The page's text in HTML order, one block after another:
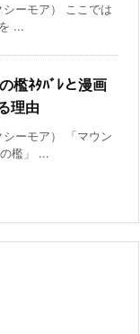
ーモア） ここでは
...
檻ﾈﾀﾊﾞﾚと漫画
理由
ーモア） 「マウン
檻」 ...